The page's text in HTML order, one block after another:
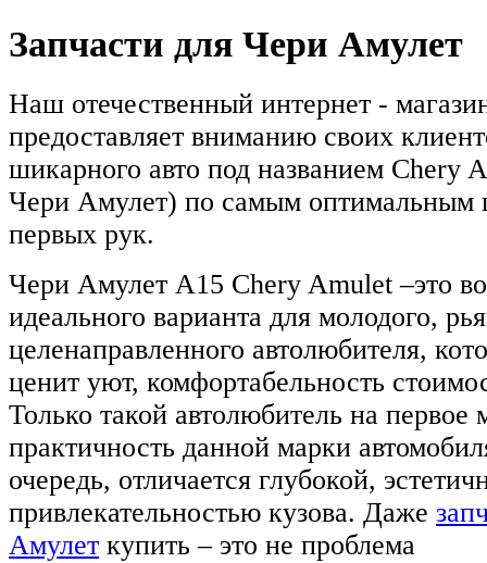
Запчасти для Чери Амулет
Наш отечественный интернет -
предоставляет вниманию своих
шикарного авто под названием Chery
Чери Амулет) по самым оптимальным
первых рук.
Чери Амулет А15 Chery Amulet –это
идеального варианта для молодого,
целенаправленного автолюбителя,
ценит уют, комфортабельность
Только такой автолюбитель на первое
практичность данной марки
очередь, отличается глубокой,
привлекательностью кузова. Даже
Амулет купить – это не проблема